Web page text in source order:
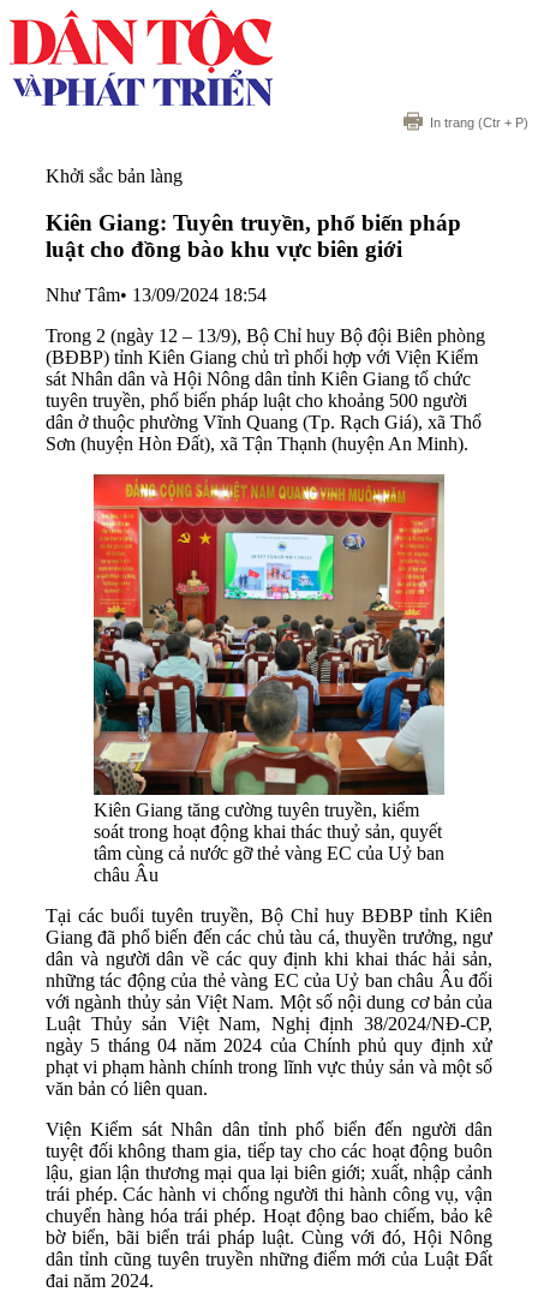
In trang (Ctr + P)
Khởi sắc bản làng
Kiên Giang: Tuyên truyền, phổ biến pháp
luật cho đồng bào khu vực biên giới
Như Tâm• 13/09/2024 18:54
Trong 2 (ngày 12 – 13/9), Bộ Chỉ huy Bộ đội Biên phòng
(BĐBP) tỉnh Kiên Giang chủ trì phối hợp với Viện Kiểm
sát Nhân dân và Hội Nông dân tỉnh Kiên Giang tổ chức
tuyên truyền, phổ biến pháp luật cho khoảng 500 người
dân ở thuộc phường Vĩnh Quang (Tp. Rạch Giá), xã Thổ
Sơn (huyện Hòn Đất), xã Tận Thạnh (huyện An Minh).
Kiên Giang tăng cường tuyên truyền, kiểm
soát trong hoạt động khai thác thuỷ sản, quyết
tâm cùng cả nước gỡ thẻ vàng EC của Uỷ ban
châu Âu
Tại các buổi tuyên truyền, Bộ Chỉ huy BĐBP tỉnh Kiên
Giang đã phổ biến đến các chủ tàu cá, thuyền trưởng, ngư
dân và người dân về các quy định khi khai thác hải sản,
những tác động của thẻ vàng EC của Uỷ ban châu Âu đối
với ngành thủy sản Việt Nam. Một số nội dung cơ bản của
Luật Thủy sản Việt Nam, Nghị định 38/2024/NĐ-CP,
ngày 5 tháng 04 năm 2024 của Chính phủ quy định xử
phạt vi phạm hành chính trong lĩnh vực thủy sản và một số
văn bản có liên quan.
Viện Kiểm sát Nhân dân tỉnh phổ biển đến người dân
tuyệt đối không tham gia, tiếp tay cho các hoạt động buôn
lậu, gian lận thương mại qua lại biên giới; xuất, nhập cảnh
trái phép. Các hành vi chống người thi hành công vụ, vận
chuyển hàng hóa trái phép. Hoạt động bao chiếm, bảo kê
bờ biển, bãi biển trái pháp luật. Cùng với đó, Hội Nông
dân tỉnh cũng tuyên truyền những điểm mới của Luật Đất
đai năm 2024.